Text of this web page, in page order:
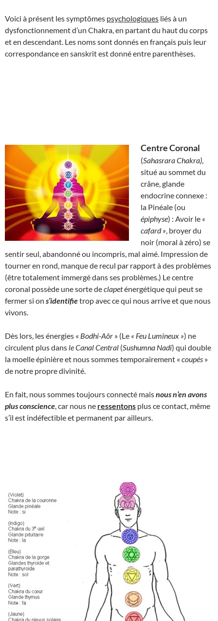
Voici à présent les symptômes psychologiques liés à un
dysfonctionnement d’un Chakra, en partant du haut du corps
et en descendant. Les noms sont donnés en français puis leur
correspondance en sanskrit est donné entre parenthèses.
Centre Coronal
(Sahasrara Chakra)
situé au sommet du
crâne, glande
endocrine connexe :
la Pinéale (ou
épiphyse) : Avoir le «
cafard » , broyer du
noir (moral à zéro) se
sentir seul, abandonné ou incompris, mal aimé. Impression de
tourner en rond, manque de recul par rapport à des problèmes
(être totalement immergé dans ses problèmes.) Le centre
coronal possède une sorte declapeténergétique qui peut se
fermer si on s’identifietrop avec ce qui nous arrive et que nous
vivons.
Dès lors, les énergies « Bodhi-Aôr » (Le « Feu Lumineux ») ne
circulent plus dans le Canal Central (Sushumna Nadi) qui double
la moelle épinière et nous sommes temporairement « coupés »
de notre propre divinité.
En fait, nous sommes toujours connecté maisnous n’en avons
plus conscience , car nous ne ressentons plus ce contact, même
s’il est indéfectible et permanent par ailleurs.